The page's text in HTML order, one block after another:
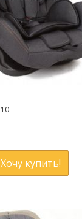
Хочу купить!